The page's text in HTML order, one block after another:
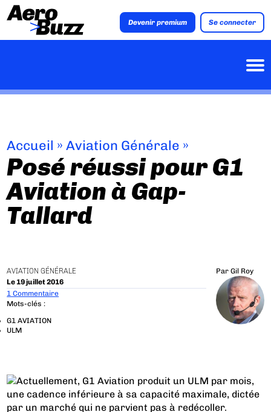
Devenir premium Se connecter
Accueil »Aviation Générale »
Posé réussi pour G1
Aviation à Gap-
Tallard
AVIATION GÉNÉRALE
Le 19 juillet 2016
Par Gil Roy
1 Commentaire
Mots-clés :
G1 AVIATION
ULM